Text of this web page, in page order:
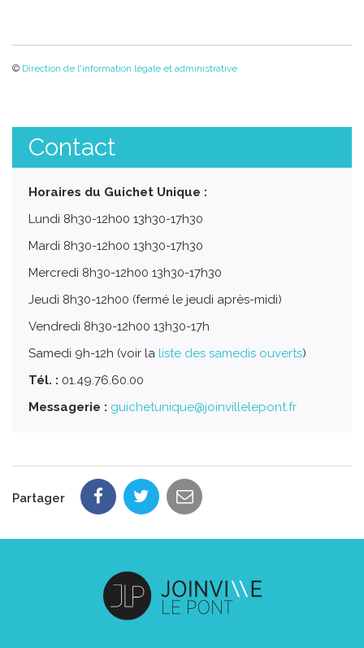
© Direction de l'information légale et administrative
Contact
Horaires du Guichet Unique :
Lundi 8h30-12h00 13h30-17h30
Mardi 8h30-12h00 13h30-17h30
Mercredi 8h30-12h00 13h30-17h30
Jeudi 8h30-12h00 (fermé le jeudi après-midi)
Vendredi 8h30-12h00 13h30-17h
Samedi 9h-12h (voir la liste des samedis ouverts)
Tél. : 01.49.76.60.00
Messagerie : guichetunique@joinvillelepont.fr
Partager